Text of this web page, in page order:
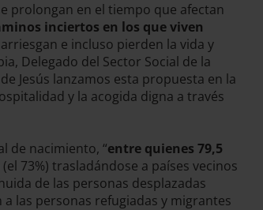
prolongan en el tiempo que afectan
inciertos en los que viven
e incluso pierden la vida y
Delegado del Sector Social de la
Jesús lanzamos esta propuesta en la
y la acogida digna a través
de nacimiento, “entre quienes 79,5
73%) trasladándose a países vecinos
de las personas desplazadas
las personas refugiadas y migrantes